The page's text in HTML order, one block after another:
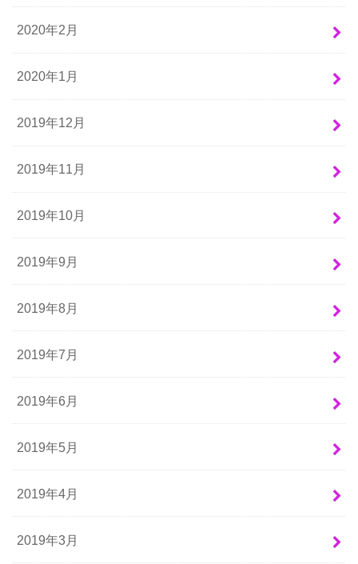
2020年2月
2020年1月
2019年12月
2019年11月
2019年10月
2019年9月
2019年8月
2019年7月
2019年6月
2019年5月
2019年4月
2019年3月